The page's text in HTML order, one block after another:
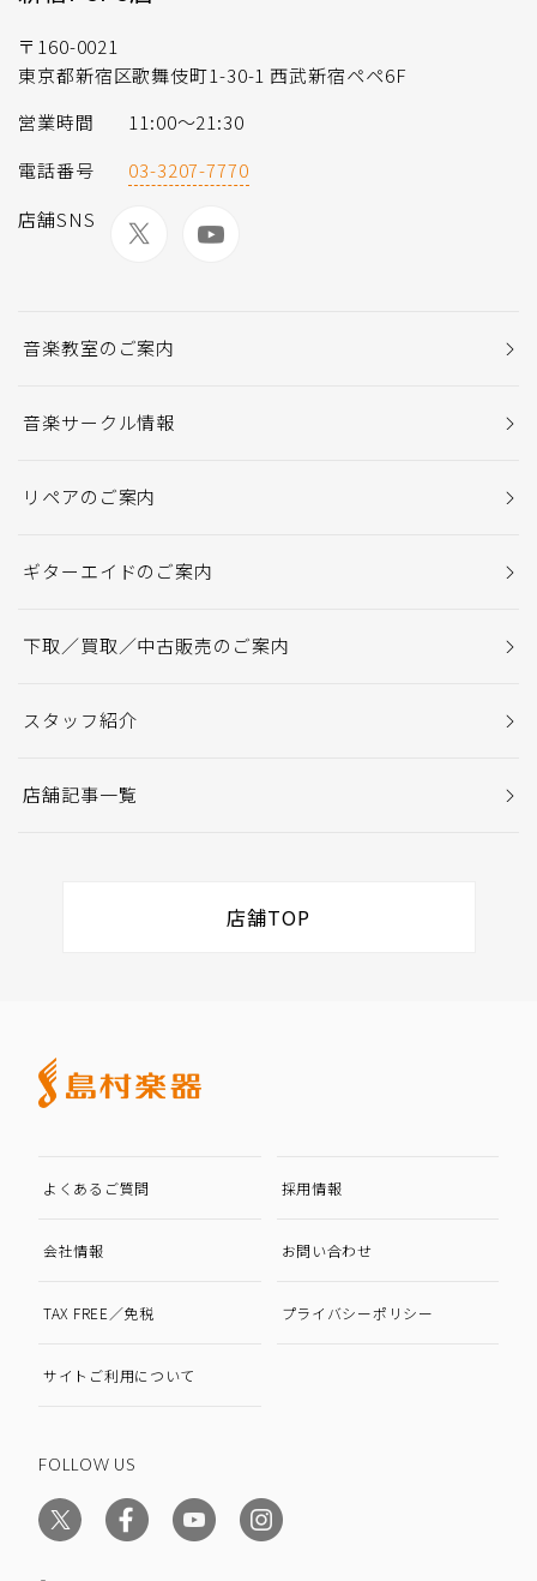
〒160-0021
東京都新宿区歌舞伎町1-30-1 西武新宿ペペ6F
営業時間
11:00～21:30
電話番号
03-3207-7770
店舗SNS
音楽教室のご案内
音楽サークル情報
リペアのご案内
ギターエイドのご案内
下取／買取／中古販売のご案内
スタッフ紹介
店舗記事一覧
店舗TOP
よくあるご質問 採用情報
会社情報 お問い合わせ
TAX FREE／免税 プライバシーポリシー
サイトご利用について
FOLLOW US